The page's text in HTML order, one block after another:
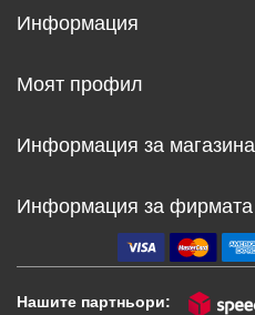
Информация
Моят профил
Информация за магазина
Информация за фирмата
Нашите партньори: